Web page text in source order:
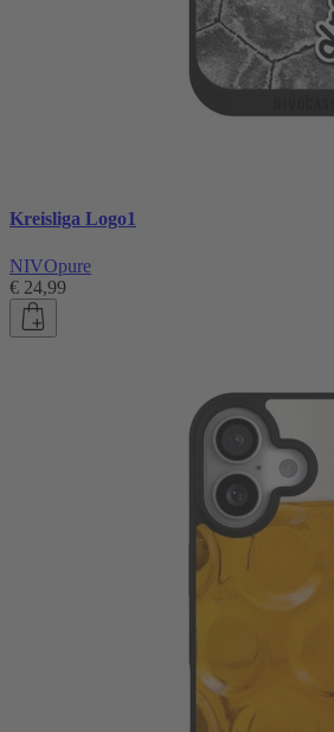
Kreisliga Logo1
NIVOpure
€ 24,99